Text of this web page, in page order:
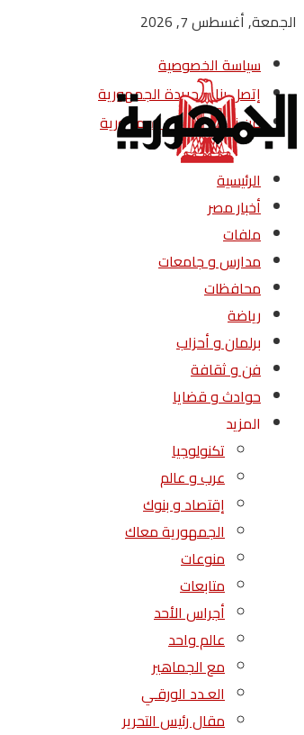
الجمعة, أغسطس 7, 2026
سياسة الخصوصية
إتصل بنا – جريدة الجمهورية
من نحن – جريدة الجمهورية
الرئيسية
أخبار مصر
ملفات
مدارس و جامعات
محافظات
رياضة
برلمان و أحزاب
فن و ثقافة
حوادث و قضايا
المزيد
تكنولوجيا
عرب و عالم
إقتصاد و بنوك
الجمهورية معاك
منوعات
متابعات
أجراس الأحد
عالم واحد
مع الجماهير
العـدد الورقـي
مقال رئيس التحرير